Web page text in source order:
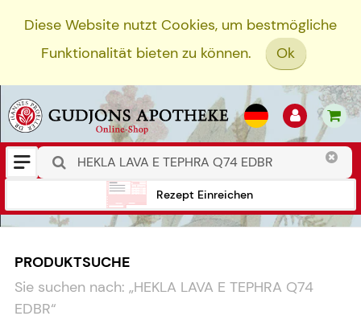
Diese Website nutzt Cookies, um bestmögliche
Funktionalität bieten zu können.
Ok
Rezept Einreichen
PRODUKTSUCHE
Sie suchen nach: „HEKLA LAVA E TEPHRA Q74
EDBR“